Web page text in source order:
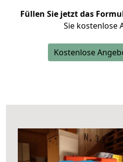
Füllen Sie jetzt das
Sie kostenlose
Kostenlose